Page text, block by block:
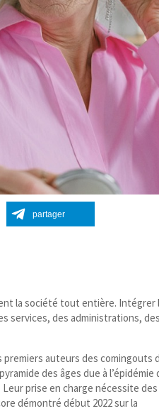
partager
la société tout entière. Intégrer
services, des administrations, des
premiers auteurs des comingouts
des âges due à l’épidémie
Leur prise en charge nécessite des
démontré début 2022 sur la